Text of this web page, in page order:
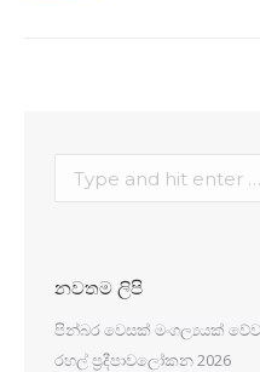
නවතම ලිපි
පින්බර වෙසක් මංගල්‍යයක්
රහල් ප්‍රදීපාවලෝකන 2026